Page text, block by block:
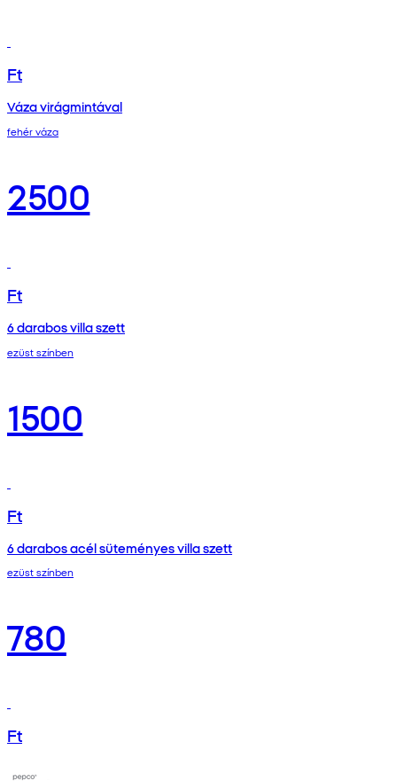
Ft
Váza virágmintával
fehér váza
2500
Ft
6 darabos villa szett
ezüst színben
1500
Ft
6 darabos acél süteményes villa szett
ezüst színben
780
Ft